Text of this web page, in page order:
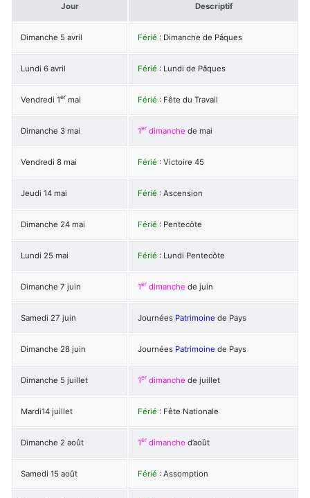
Jour Descriptif
Dimanche 5 avril Férié : Dimanche de Pâques
Lundi 6 avril Férié : Lundi de Pâques
Vendredi 1er mai Férié : Fête du Travail
Dimanche 3 mai 1er dimanche de mai
Vendredi 8 mai Férié : Victoire 45
Jeudi 14 mai Férié : Ascension
Dimanche 24 mai Férié : Pentecôte
Lundi 25 mai Férié : Lundi Pentecôte
Dimanche 7 juin 1er dimanche de juin
Samedi 27 juin Journées Patrimoine de Pays
Dimanche 28 juin Journées Patrimoine de Pays
Dimanche 5 juillet 1er dimanche de juillet
Mardi14 juillet Férié : Fête Nationale
Dimanche 2 août 1er dimanche d’août
Samedi 15 août Férié : Assomption